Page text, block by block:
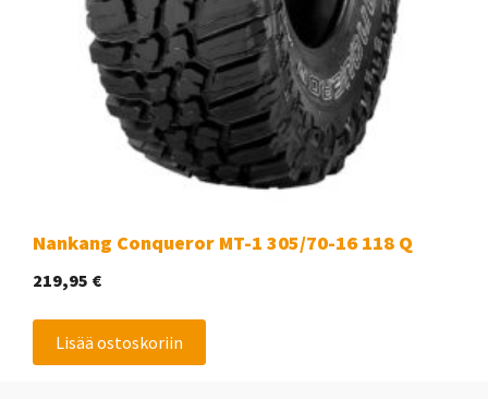
Nankang Conqueror MT-1 305/70-16 118 Q
219,95 €
Lisää ostoskoriin